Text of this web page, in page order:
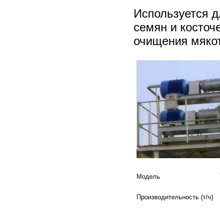
Используется
семян и
очищения
Модель
Производительность (т/ч)